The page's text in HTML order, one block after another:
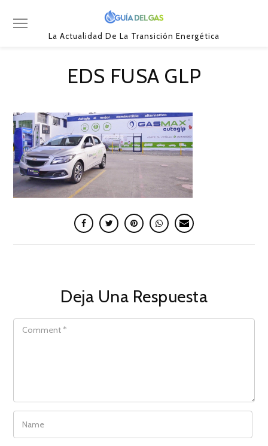
La Actualidad De La Transición Energética
EDS FUSA GLP
Deja Una Respuesta
COMMENT
NAME